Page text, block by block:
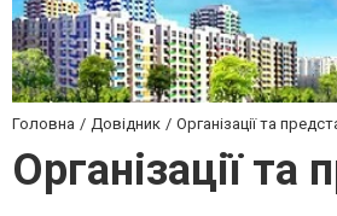
Головна Довідник Організації та
Організації